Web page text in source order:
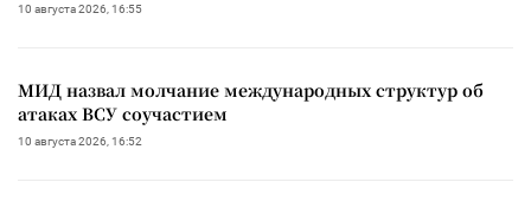
10 августа 2026, 16:55
МИД назвал молчание международных структур об
атаках ВСУ соучастием
10 августа 2026, 16:52